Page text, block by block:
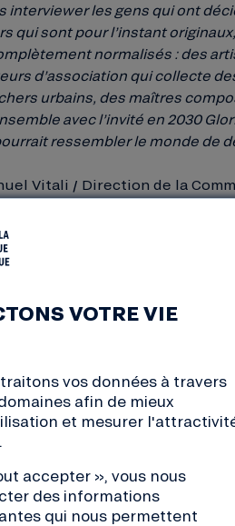
interviewer les gens qui ont
qui sont pour l’instant
normalisés : des
d’association qui collecte
urbains, des maîtres
avec l’invité en 2030
ressembler le monde de
Vitali / Direction de la
PODCAST ?
projeter dans les utopies
l’accumulation de plusieurs
de savoir à quoi
du monde de demain et
le système. Mais lorsque
suis rendu compte que cette
les utopies plutôt que les
VOTRE VIE
vos données à travers
afin de mieux
et mesurer
accepter », vous nous
des informations
qui nous permettent